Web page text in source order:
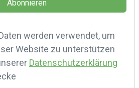
werden verwendet, um
Website zu unterstützen
Datenschutzerklärung